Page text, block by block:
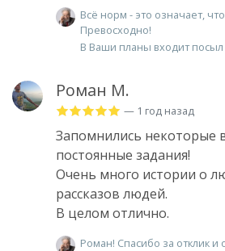
Всё норм - это означает,
Превосходно!
В Ваши планы входит посыл
Роман М.
— 1 год назад
Запомнились некоторые
постоянные задания!
Очень много истории о
рассказов людей.
В целом отлично.
Роман! Спасибо за отклик